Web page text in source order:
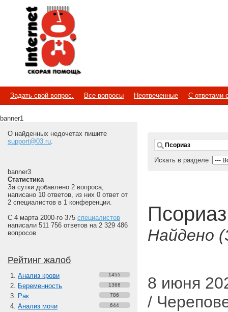
Internet
Скорая помощь
Задать свой вопрос. Все вопросы Неотвеченные С ответами
banner1
О найденных недочетах пишите
support@03.ru.
banner3
Статистика
За сутки добавлено 2 вопроса,
написано 10 ответов, из них 0 ответ от
2 специалистов в 1 конференции.
С 4 марта 2000-го 375 специалистов
написали 511 756 ответов на 2 329 486
вопросов
Рейтинг жалоб
Анализ крови 1455
Беременность 1368
Рак 786
Анализ мочи 644
Искать в разделе
Псориаз
Найдено
8 июня
/